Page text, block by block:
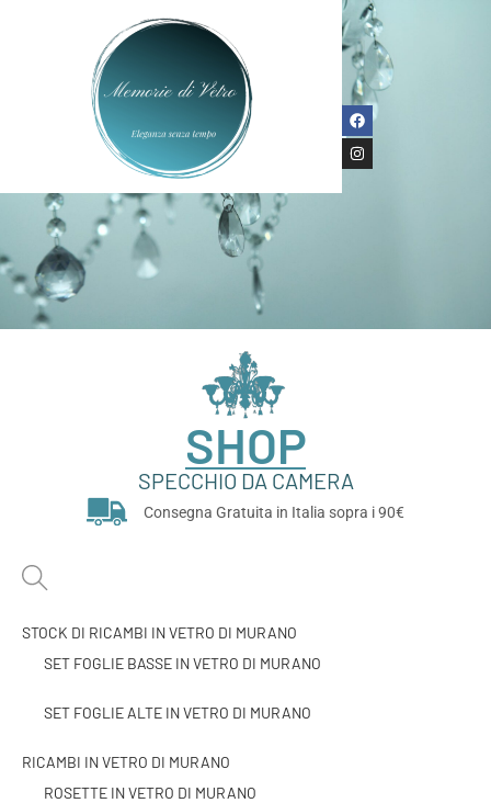
SHOP
SPECCHIO DA CAMERA
Consegna Gratuita in Italia sopra i 90€
STOCK DI RICAMBI IN VETRO DI MURANO
SET FOGLIE BASSE IN VETRO DI MURANO
SET FOGLIE ALTE IN VETRO DI MURANO
RICAMBI IN VETRO DI MURANO
ROSETTE IN VETRO DI MURANO